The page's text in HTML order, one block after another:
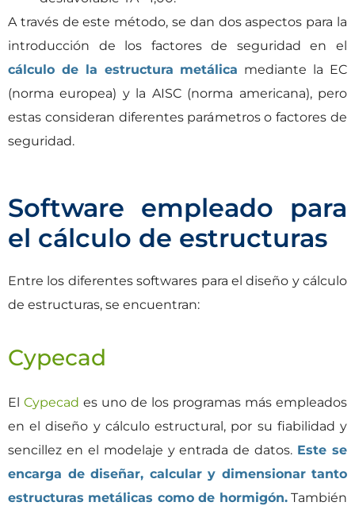
A través de este método, se dan dos aspectos para la
introducción de los factores de seguridad en el
cálculo de la estructura metálica mediante la EC
(norma europea) y la AISC (norma americana), pero
estas consideran diferentes parámetros o factores de
seguridad.
Software empleado para
el cálculo de estructuras
Entre los diferentes softwares para el diseño y cálculo
de estructuras, se encuentran:
Cypecad
El Cypecad es uno de los programas más empleados
en el diseño y cálculo estructural, por su fiabilidad y
sencillez en el modelaje y entrada de datos. Este se
encarga de diseñar, calcular y dimensionar tanto
estructuras metálicas como de hormigón.También